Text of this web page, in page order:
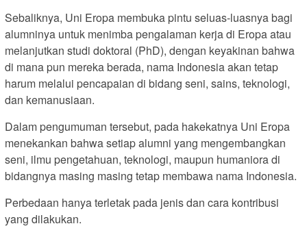
Sebaliknya, Uni Eropa membuka pintu seluas-luasnya bagi
alumninya untuk menimba pengalaman kerja di Eropa atau
melanjutkan studi doktoral (PhD), dengan keyakinan bahwa
di mana pun mereka berada, nama Indonesia akan tetap
harum melalui pencapaian di bidang seni, sains, teknologi,
dan kemanusiaan.
Dalam pengumuman tersebut, pada hakekatnya Uni Eropa
menekankan bahwa setiap alumni yang mengembangkan
seni, ilmu pengetahuan, teknologi, maupun humaniora di
bidangnya masing masing tetap membawa nama Indonesia.
Perbedaan hanya terletak pada jenis dan cara kontribusi
yang dilakukan.